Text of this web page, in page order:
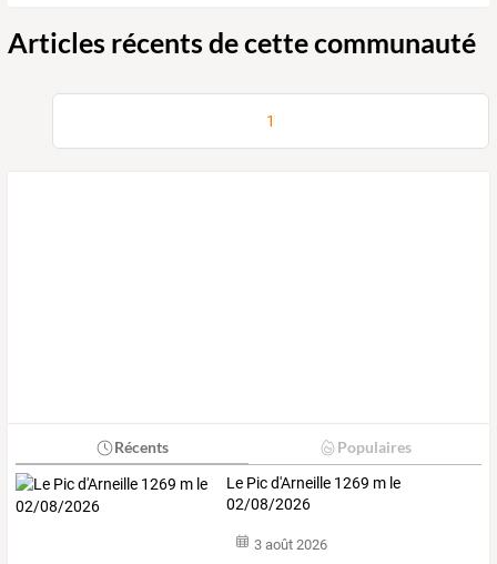
Articles récents de cette communauté
1
Récents Populaires
Le Pic d'Arneille 1269 m le
02/08/2026
3 août 2026